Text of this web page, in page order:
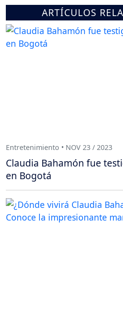
ARTÍCULOS
Entretenimiento • NOV 23 / 2023
Claudia Bahamón fue
en Bogotá